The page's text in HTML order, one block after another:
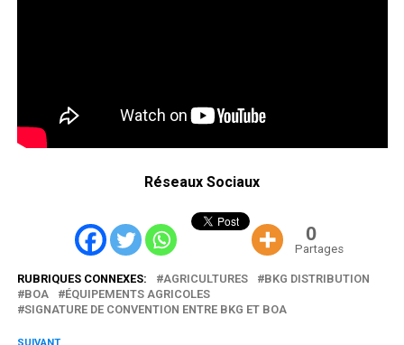
Réseaux Sociaux
0
Partages
RUBRIQUES CONNEXES: AGRICULTURES
BKG DISTRIBUTION
BOA
ÉQUIPEMENTS AGRICOLES
SIGNATURE DE CONVENTION ENTRE BKG ET BOA
SUIVANT